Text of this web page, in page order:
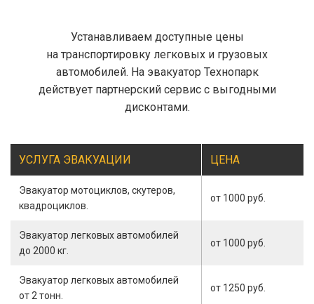
Устанавливаем доступные цены
на транспортировку легковых и грузовых
автомобилей. На эвакуатор Технопарк
действует партнерский сервис с выгодными
дисконтами.
УСЛУГА ЭВАКУАЦИИ ЦЕНА
Эвакуатор мотоциклов, скутеров,
квадроциклов.
от 1000 руб.
Эвакуатор легковых автомобилей
до 2000 кг.
от 1000 руб.
Эвакуатор легковых автомобилей
от 2 тонн.
от 1250 руб.